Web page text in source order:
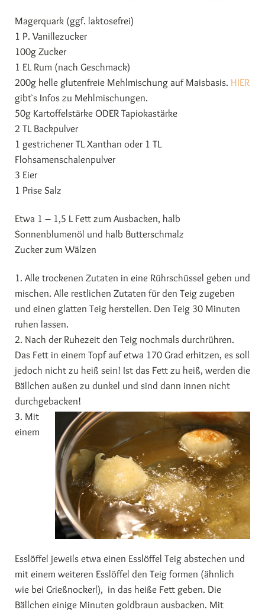
Magerquark (ggf. laktosefrei)
1 P. Vanillezucker
100g Zucker
1 EL Rum (nach Geschmack)
200g helle glutenfreie Mehlmischung auf Maisbasis. HIER
gibt`s Infos zu Mehlmischungen.
50g Kartoffelstärke ODER Tapiokastärke
2 TL Backpulver
1 gestrichener TL Xanthan oder 1 TL
Flohsamenschalenpulver
3 Eier
1 Prise Salz
Etwa 1 – 1,5 L Fett zum Ausbacken, halb
Sonnenblumenöl und halb Butterschmalz
Zucker zum Wälzen
1. Alle trockenen Zutaten in eine Rührschüssel geben und
mischen. Alle restlichen Zutaten für den Teig zugeben
und einen glatten Teig herstellen. Den Teig 30 Minuten
ruhen lassen.
2. Nach der Ruhezeit den Teig nochmals durchrühren.
Das Fett in einem Topf auf etwa 170 Grad erhitzen, es soll
jedoch nicht zu heiß sein! Ist das Fett zu heiß, werden die
Bällchen außen zu dunkel und sind dann innen nicht
durchgebacken!
3. Mit
einem
Esslöffel jeweils etwa einen Esslöffel Teig abstechen und
mit einem weiteren Esslöffel den Teig formen (ähnlich
wie bei Grießnockerl), in das heiße Fett geben. Die
Bällchen einige Minuten goldbraun ausbacken. Mit